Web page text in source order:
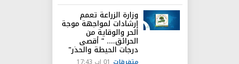
وزارة الزراعة تعمم
إرشادات لمواجهة موجة
الحر والوقاية من
الحرائق.... " أقصى
درجات الحيطة والحذر"
متفرقات 01 اب 17:43